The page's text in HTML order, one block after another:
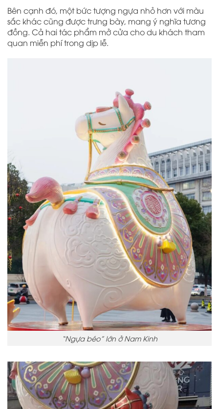
Bên cạnh đó, một bức tượng ngựa nhỏ hơn với màu
sắc khác cũng được trưng bày, mang ý nghĩa tương
đồng. Cả hai tác phẩm mở cửa cho du khách tham
quan miễn phí trong dịp lễ.
“Ngựa béo” lớn ở Nam Kinh